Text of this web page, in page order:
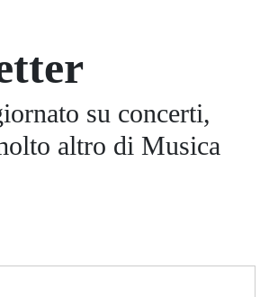
su concerti,
altro di Musica